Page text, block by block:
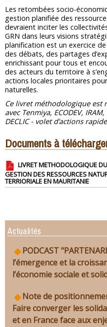
Les retombées socio-
gestion planifiée des
devraient inciter les
GRN dans leurs visions
planification est un exercice
des débats, des partages
enrichissant pour tous et
des acteurs du territoire à
actions locales prioritaires
naturelles.
Ce livret méthodologique est
avec Tenmiya, ECODEV,
DECLIC - volet d’actions
Documents à
LIVRET METHODOLOGIQUE
GESTION DES RESSOURCES
TERRIORIALE EN MAURITANIE
Actualités
PODCAST
l’émergence et la
l’économie sociale et
Note de
Faire converger les
et en France face aux